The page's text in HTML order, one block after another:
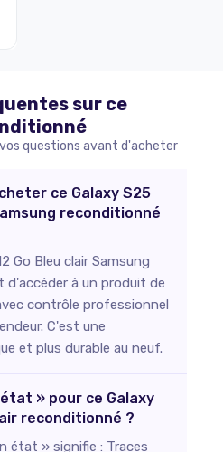
sur ce
vos questions avant d'acheter
ce Galaxy S25
reconditionné
Go Bleu clair Samsung
à un produit de
contrôle professionnel
C'est une
et plus durable au neuf.
» pour ce Galaxy
reconditionné ?
état » signifie : Traces